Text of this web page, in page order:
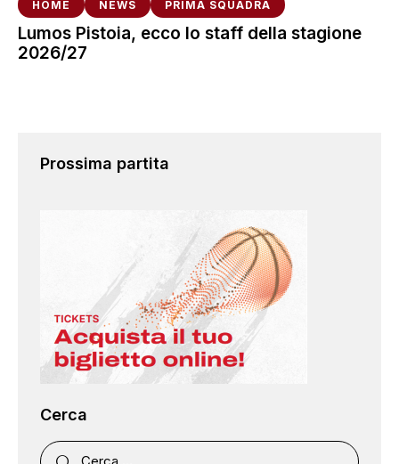
HOME NEWS PRIMA SQUADRA
Lumos Pistoia, ecco lo staff della stagione
2026/27
Prossima partita
Cerca